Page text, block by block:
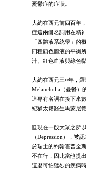
憂鬱症的症狀。
大約在西元前四百年
症這兩個名詞用在精
「四體液系統學」的
四種顏色體液的平衡
汁、紅色血液與綠色黏
大約在西元三○年，
Melancholia（憂鬱）
這專有名詞在接下來
紀猶太籍醫生馬蒙尼
但現在一般大眾之所
（Depression），被
於瑞士的約翰霍普金
不在行，因此當他提
這麼可怕猛烈的疾病